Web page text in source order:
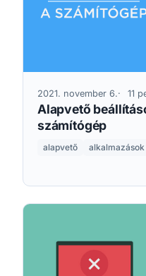
2021. november 6. 11
Alapvető
számítógép
alapvető alkalmazások